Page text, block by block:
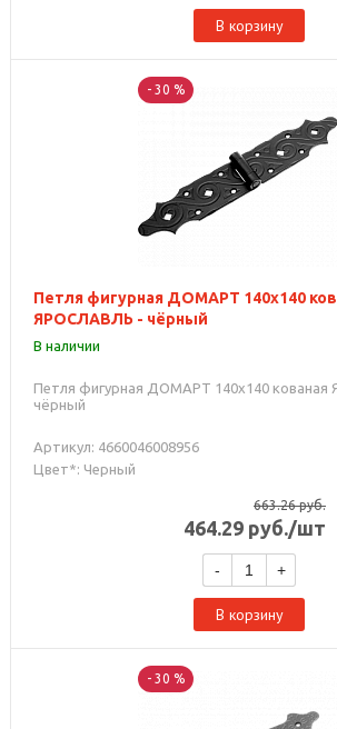
В корзину
- 30 %
Петля фигурная ДОМАРТ 140х140
ЯРОСЛАВЛЬ - чёрный
В наличии
Петля фигурная ДОМАРТ 140х140
чёрный
Артикул: 4660046008956
Цвет*: Черный
663.26руб.
464.29 руб./шт
- +
В корзину
- 30 %